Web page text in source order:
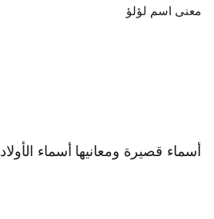
معنى اسم لؤلؤ
أسماء قصيرة ومعانيها أسماء